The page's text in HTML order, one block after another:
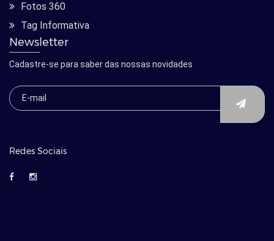
Fotos 360
Tag Informativa
Newsletter
Cadastre-se para saber das nossas novidades
Redes Sociais